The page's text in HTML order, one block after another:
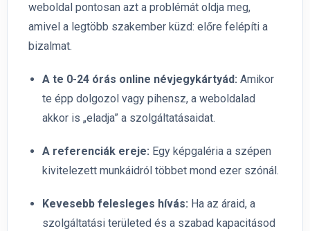
weboldal pontosan azt a problémát oldja meg,
amivel a legtöbb szakember küzd: előre felépíti a
bizalmat.
A te 0-24 órás online névjegykártyád: Amikor
te épp dolgozol vagy pihensz, a weboldalad
akkor is „eladja” a szolgáltatásaidat.
A referenciák ereje: Egy képgaléria a szépen
kivitelezett munkáidról többet mond ezer szónál.
Kevesebb felesleges hívás: Ha az áraid, a
szolgáltatási területed és a szabad kapacitásod